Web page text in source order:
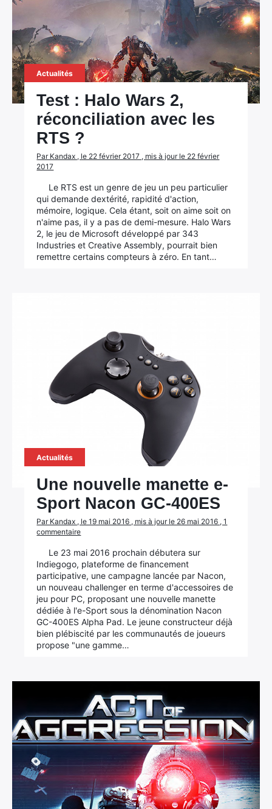
Actualités
Test : Halo Wars 2,
réconciliation avec les
RTS ?
Par Kandax , le 22 février 2017 , mis à jour le 22 février
2017
Le RTS est un genre de jeu un peu particulier
qui demande dextérité, rapidité d'action,
mémoire, logique. Cela étant, soit on aime soit on
n'aime pas, il y a pas de demi-mesure. Halo Wars
2, le jeu de Microsoft développé par 343
Industries et Creative Assembly, pourrait bien
remettre certains compteurs à zéro. En tant…
Actualités
Une nouvelle manette e-
Sport Nacon GC-400ES
Par Kandax , le 19 mai 2016 , mis à jour le 26 mai 2016 , 1
commentaire
Le 23 mai 2016 prochain débutera sur
Indiegogo, plateforme de financement
participative, une campagne lancée par Nacon,
un nouveau challenger en terme d'accessoires de
jeu pour PC, proposant une nouvelle manette
dédiée à l'e-Sport sous la dénomination Nacon
GC-400ES Alpha Pad. Le jeune constructeur déjà
bien plébiscité par les communautés de joueurs
propose "une gamme…
×
Rechercher
: